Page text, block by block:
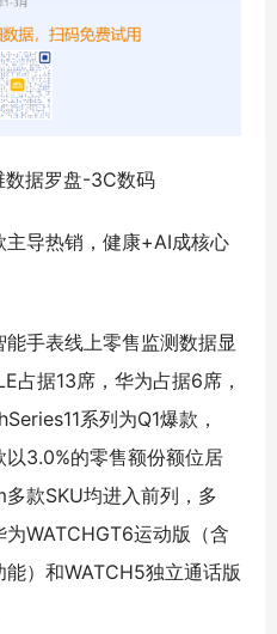
据罗盘-3C数码
主导热销，健康+AI成核心
手表线上零售监测数据显
占据13席，华为占据6席，
系列为Q1爆款，
以3.0%的零售额份额位居
款SKU均进入前列，多
WATCHGT6运动版（含
）和WATCH5独立通话版